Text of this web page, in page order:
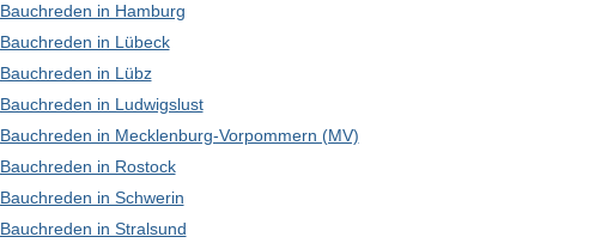
Bauchreden in Hamburg
Bauchreden in Lübeck
Bauchreden in Lübz
Bauchreden in Ludwigslust
Bauchreden in Mecklenburg-Vorpommern (MV)
Bauchreden in Rostock
Bauchreden in Schwerin
Bauchreden in Stralsund